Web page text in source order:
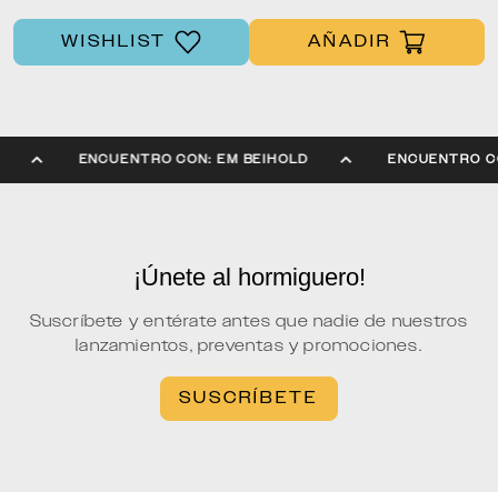
WISHLIST AÑADIR
ENCUENTRO CON: EM BEIHOLD
¡Únete al hormiguero!
Suscríbete y entérate antes que nadie de nuestros
lanzamientos, preventas y promociones.
SUSCRÍBETE